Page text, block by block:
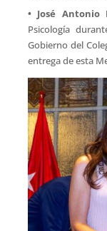
• José Antonio
Psicología
Gobierno del
entrega de esta